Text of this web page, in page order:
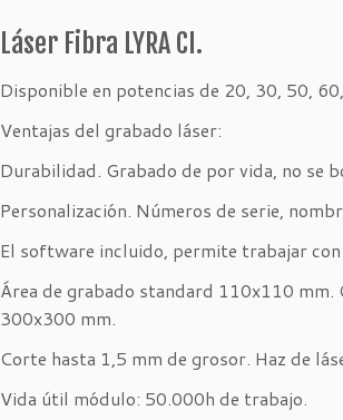
Láser Fibra LYRA CI.
Disponible en potencias de 20, 30, 50,
Ventajas del grabado láser:
Durabilidad. Grabado de por vida, no se
Personalización. Números de serie,
El software incluido, permite trabajar con
Área de grabado standard 110x110
300x300 mm.
Corte hasta 1,5 mm de grosor. Haz de
Vida útil módulo: 50.000h de trabajo.